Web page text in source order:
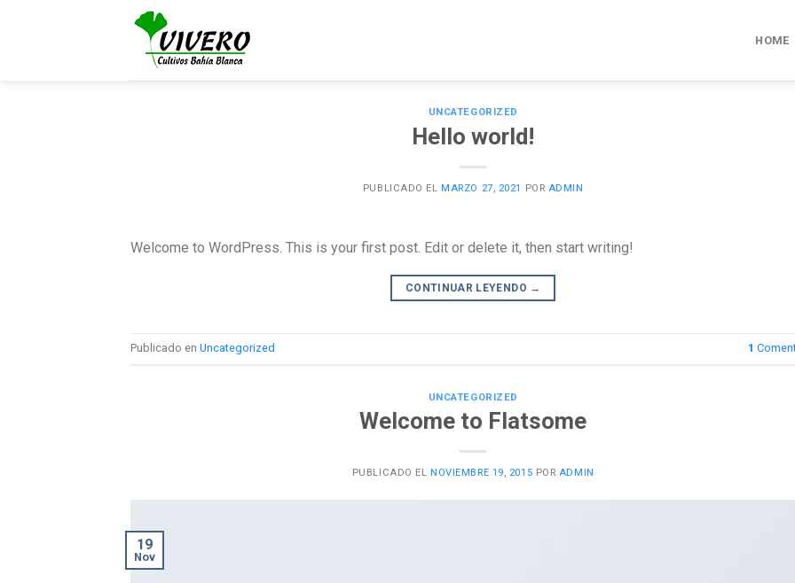
HOME
UNCATEGORIZED
Hello world!
PUBLICADO EL MARZO 27, 2021 POR ADMIN
Welcome to WordPress. This is your first post. Edit or delete it, then start writing!
CONTINUAR LEYENDO →
Publicado en Uncategorized 1
UNCATEGORIZED
Welcome to Flatsome
PUBLICADO EL NOVIEMBRE 19, 2015 POR ADMIN
19
Nov